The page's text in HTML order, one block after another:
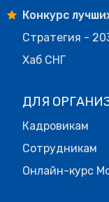
Конкурс
Стратегия -
Хаб СНГ
ДЛЯ
Кадровикам
Сотрудникам
Онлайн-курс